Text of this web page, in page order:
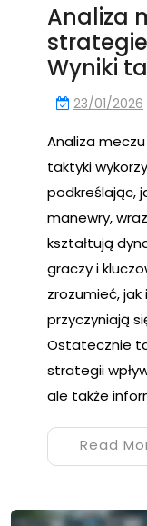
Analiza
Wyniki
23/01/2026
Analiza
taktyki
podkreślając,
manewry,
kształtują
graczy i
zrozumieć,
przyczyniają
Ostatecznie
strategii
ale także
Read